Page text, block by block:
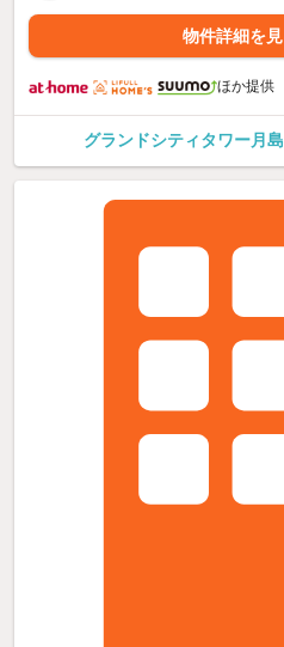
物件詳細を
ほか提供
グランドシティタワー月